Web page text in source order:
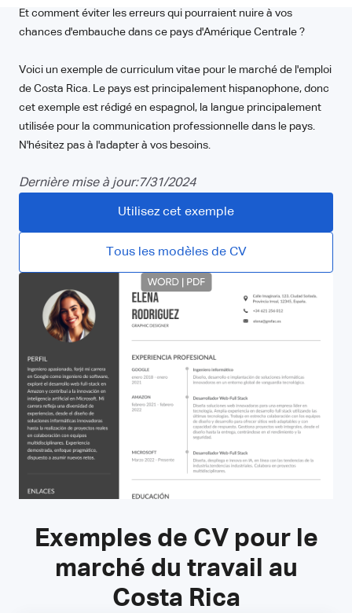
Et comment éviter les erreurs qui pourraient nuire à vos
chances d'embauche dans ce pays d'Amérique Centrale ?
Voici un exemple de curriculum vitae pour le marché de l'emploi
de Costa Rica. Le pays est principalement hispanophone, donc
cet exemple est rédigé en espagnol, la langue principalement
utilisée pour la communication professionnelle dans le pays.
N'hésitez pas à l'adapter à vos besoins.
Dernière mise à jour:7/31/2024
Utilisez cet exemple
Tous les modèles de CV
Exemples de CV pour le
marché du travail au
Costa Rica